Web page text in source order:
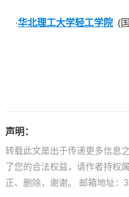
·华北理工大学轻工学院(
声明：
转载此文是出于传递更多信息
了您的合法权益，请作者持权
正、删除，谢谢。 邮箱地址：